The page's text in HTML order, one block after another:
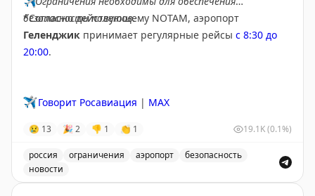
безопасности полетов.
*Согласно действующему NOTAM, аэропорт
Геленджик принимает регулярные рейсы с 8:30 до
20:00.
✈️ Говорит Росавиация | MAX
😢 13 🎉 2 👎 1 👏 1 19.1K(0.1%)
россия ограничения аэропорт
безопасность
новости